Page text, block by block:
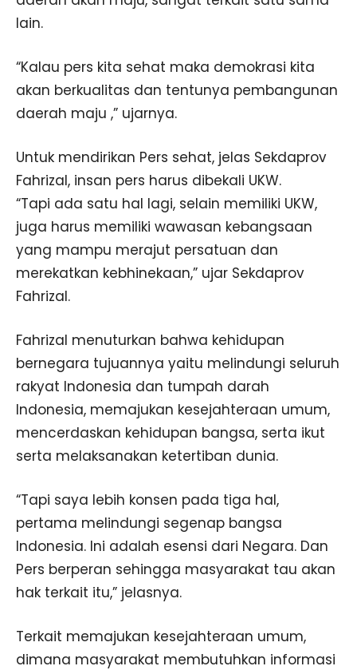
lain.
“Kalau pers kita sehat maka demokrasi kita
akan berkualitas dan tentunya pembangunan
daerah maju ,” ujarnya.
Untuk mendirikan Pers sehat, jelas Sekdaprov
Fahrizal, insan pers harus dibekali UKW.
“Tapi ada satu hal lagi, selain memiliki UKW,
juga harus memiliki wawasan kebangsaan
yang mampu merajut persatuan dan
merekatkan kebhinekaan,” ujar Sekdaprov
Fahrizal.
Fahrizal menuturkan bahwa kehidupan
bernegara tujuannya yaitu melindungi seluruh
rakyat Indonesia dan tumpah darah
Indonesia, memajukan kesejahteraan umum,
mencerdaskan kehidupan bangsa, serta ikut
serta melaksanakan ketertiban dunia.
“Tapi saya lebih konsen pada tiga hal,
pertama melindungi segenap bangsa
Indonesia. Ini adalah esensi dari Negara. Dan
Pers berperan sehingga masyarakat tau akan
hak terkait itu,” jelasnya.
Terkait memajukan kesejahteraan umum,
dimana masyarakat membutuhkan informasi